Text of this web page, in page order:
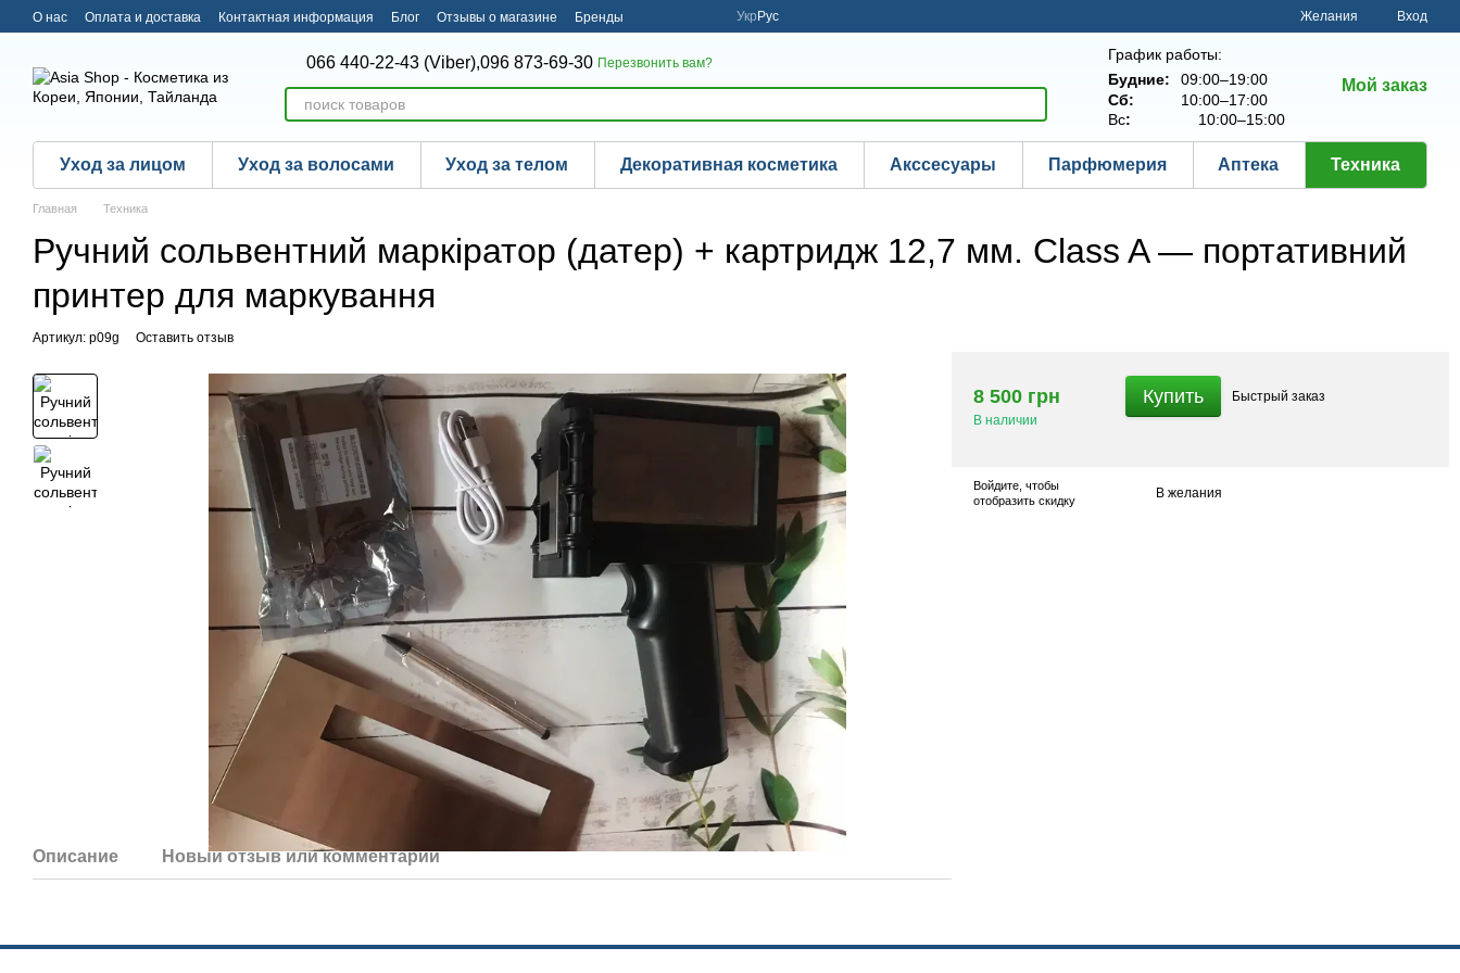
Перейти к основному контенту
О нас Оплата и доставка Контактная информация Блог Отзывы о магазине Бренды Укр Рус Желания Вход
066 440-22-43 (Viber),096 873-69-30 Перезвонить вам?
График работы:
Будние:
09:00–19:00
Сб:
10:00–17:00
Вс: 10:00–15:00
Мой заказ
Уход за лицом Уход за волосами Уход за телом Декоративная косметика Акссесуары Парфюмерия Аптека Техника
Главная Техника
Ручний сольвентний маркіратор (датер) + картридж 12,7 мм. Class A — портативний
принтер для маркування
Артикул: p09g Оставить отзыв
Описание Новый отзыв или комментарий
8 500 грн
В наличии
Купить Быстрый заказ
Войдите , чтобы
отобразить скидку
В желания